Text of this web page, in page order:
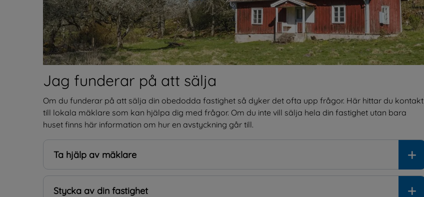
Jag funderar på att sälja
Om du funderar på att sälja din obedodda fastighet så dyker det ofta upp frågor. Här hittar du kontakt
till lokala mäklare som kan hjälpa dig med frågor. Om du inte vill sälja hela din fastighet utan bara
huset finns här information om hur en avstyckning går till.
Ta hjälp av mäklare
Stycka av din fastighet